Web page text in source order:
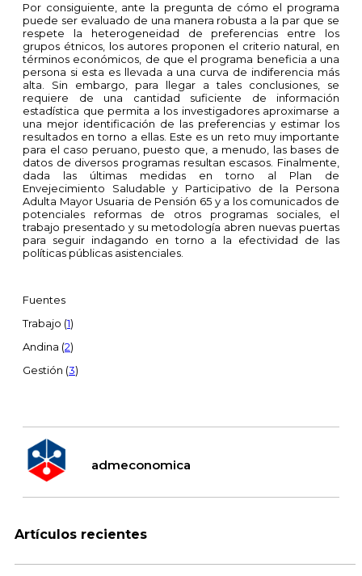
Por consiguiente, ante la pregunta de cómo el programa
puede ser evaluado de una manera robusta a la par que se
respete la heterogeneidad de preferencias entre los
grupos étnicos, los autores proponen el criterio natural, en
términos económicos, de que el programa beneficia a una
persona si esta es llevada a una curva de indiferencia más
alta. Sin embargo, para llegar a tales conclusiones, se
requiere de una cantidad suficiente de información
estadística que permita a los investigadores aproximarse a
una mejor identificación de las preferencias y estimar los
resultados en torno a ellas. Este es un reto muy importante
para el caso peruano, puesto que, a menudo, las bases de
datos de diversos programas resultan escasos. Finalmente,
dada las últimas medidas en torno al Plan de
Envejecimiento Saludable y Participativo de la Persona
Adulta Mayor Usuaria de Pensión 65 y a los comunicados de
potenciales reformas de otros programas sociales, el
trabajo presentado y su metodología abren nuevas puertas
para seguir indagando en torno a la efectividad de las
políticas públicas asistenciales.
Fuentes
Trabajo (1)
Andina (2)
Gestión (3)
admeconomica
Artículos recientes